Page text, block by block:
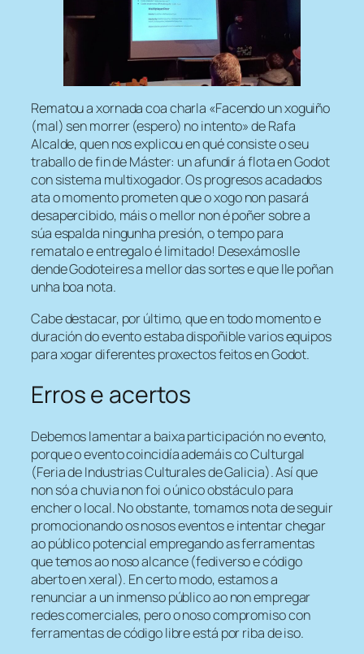
Rematou a xornada coa charla «Facendo un xoguiño
(mal) sen morrer (espero) no intento» de Rafa
Alcalde, quen nos explicou en qué consiste o seu
traballo de fin de Máster: un afundir á flota en Godot
con sistema multixogador. Os progresos acadados
ata o momento prometen que o xogo non pasará
desapercibido, máis o mellor non é poñer sobre a
súa espalda ningunha presión, o tempo para
rematalo e entregalo é limitado! Desexámoslle
dende Godoteires a mellor das sortes e que lle poñan
unha boa nota.
Cabe destacar, por último, que en todo momento e
duración do evento estaba dispoñible varios equipos
para xogar diferentes proxectos feitos en Godot.
Erros e acertos
Debemos lamentar a baixa participación no evento,
porque o evento coincidía ademáis co Culturgal
(Feria de Industrias Culturales de Galicia). Así que
non só a chuvia non foi o único obstáculo para
encher o local. No obstante, tomamos nota de seguir
promocionando os nosos eventos e intentar chegar
ao público potencial empregando as ferramentas
que temos ao noso alcance (fediverso e código
aberto en xeral). En certo modo, estamos a
renunciar a un inmenso público ao non empregar
redes comerciales, pero o noso compromiso con
ferramentas de código libre está por riba de iso.